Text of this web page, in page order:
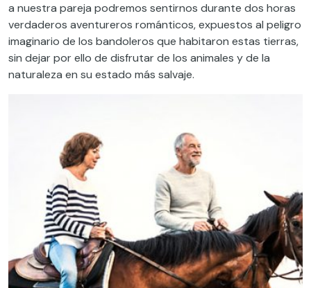
a nuestra pareja podremos sentirnos durante dos horas
verdaderos aventureros románticos, expuestos al peligro
imaginario de los bandoleros que habitaron estas tierras,
sin dejar por ello de disfrutar de los animales y de la
naturaleza en su estado más salvaje.